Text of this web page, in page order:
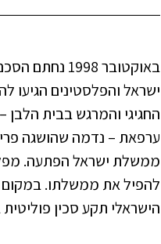
באוקטובר
ישראל והפלסטינים
החגיגי והמרגש בבית הלבן
ערפאת – נדמה שהושגה
ממשלת ישראל הפתעה.
להפיל את ממשלתו. במקום
הישראלי תקע סכין פוליטית